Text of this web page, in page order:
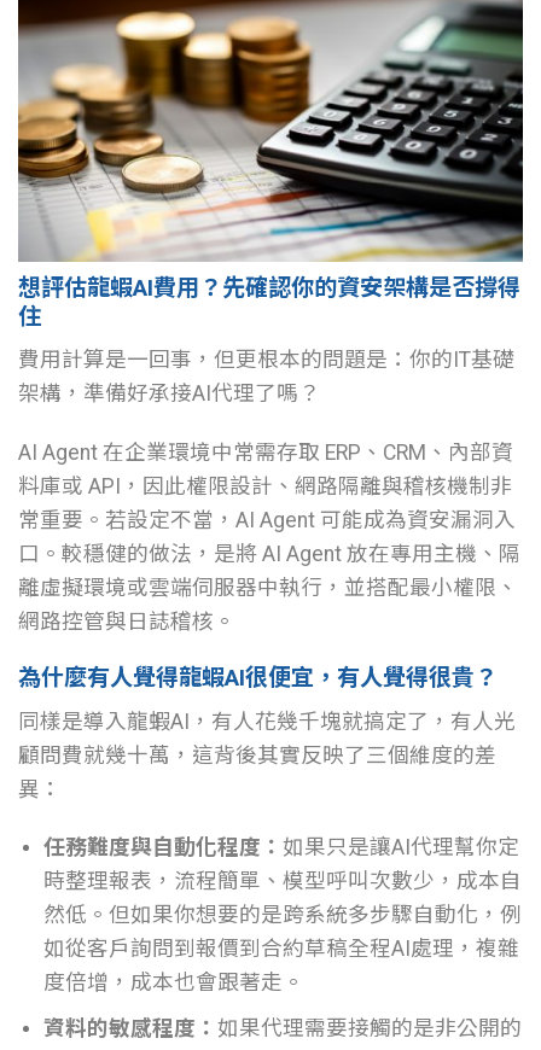
想評估龍蝦AI費用？先確認你的資安架構是否撐得
住
費用計算是一回事，但更根本的問題是：你的IT基礎
架構，準備好承接AI代理了嗎？
AI Agent 在企業環境中常需存取 ERP、CRM、內部資
料庫或 API，因此權限設計、網路隔離與稽核機制非
常重要。若設定不當，AI Agent 可能成為資安漏洞入
口。 較穩健的做法，是將 AI Agent 放在專用主機、隔
離虛擬環境或雲端伺服器中執行，並搭配最小權限、
網路控管與日誌稽核。
為什麼有人覺得龍蝦AI很便宜，有人覺得很貴？
同樣是導入龍蝦AI，有人花幾千塊就搞定了，有人光
顧問費就幾十萬，這背後其實反映了三個維度的差
異：
任務難度與自動化程度： 如果只是讓AI代理幫你定
時整理報表，流程簡單、模型呼叫次數少，成本自
然低。但如果你想要的是跨系統多步驟自動化，例
如從客戶詢問到報價到合約草稿全程AI處理，複雜
度倍增，成本也會跟著走。
資料的敏感程度： 如果代理需要接觸的是非公開的